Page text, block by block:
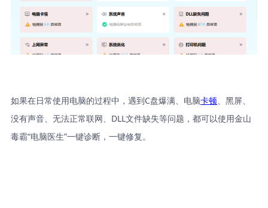
如果在日常使用电脑的过程中，遇到C盘爆满、电脑卡顿、黑屏、
没有声音、无法正常联网、DLL文件缺失等问题，都可以使用金山
毒霸“电脑医生”一键诊断，一键修复。